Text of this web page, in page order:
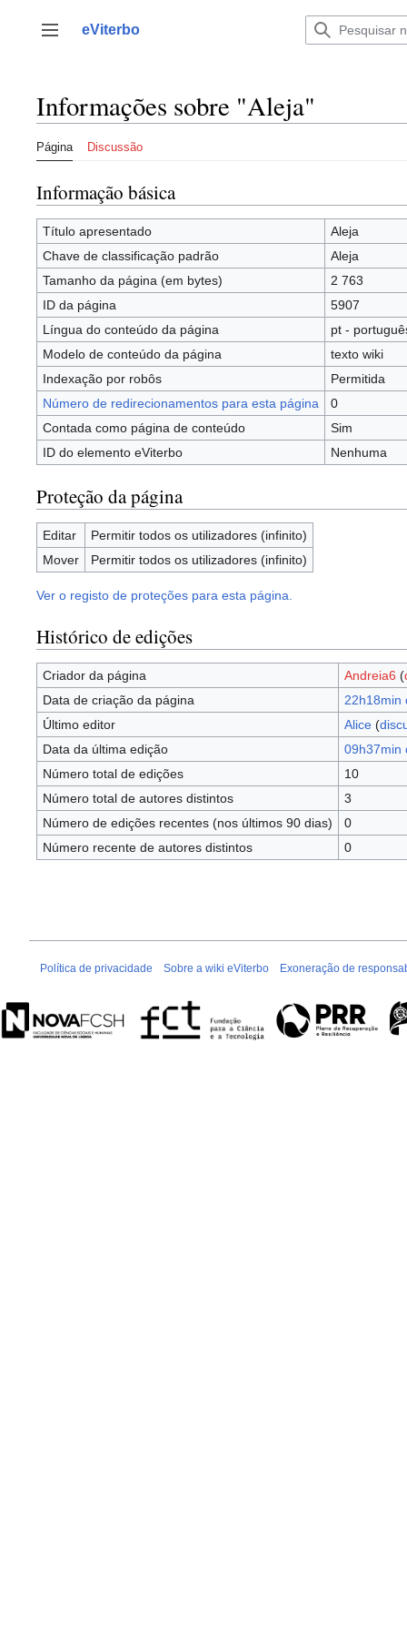
para
Alternar barra lateral
eViterbo
Informações sobre "Aleja"
Página Discussão
Informação básica
Título apresentado
Aleja
Chave de classificação padrão
Aleja
Tamanho da página (em bytes)
2 763
ID da página
5907
Língua do conteúdo da página
pt -
Modelo de conteúdo da página
texto wiki
Indexação por robôs
Permitida
Número de redirecionamentos para esta página
0
Contada como página de conteúdo
Sim
ID do elemento eViterbo
Nenhuma
Proteção da página
Editar
Permitir todos os utilizadores (infinito)
Mover
Permitir todos os utilizadores (infinito)
Ver o registo de proteções para esta página.
Histórico de edições
Criador da página Andreia6 (
Data de criação da página
22h18min
Último editor
Alice (
Data da última edição
09h37min
Número total de edições
10
Número total de autores distintos
3
Número de edições recentes (nos últimos 90 dias)
0
Número recente de autores distintos
0
Política de privacidade Sobre a wiki eViterbo Exoneração de